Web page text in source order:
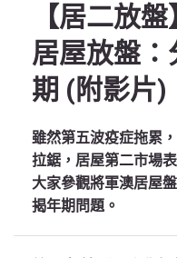
【居二放
居屋放盤
期 (附影片)
雖然第五波疫症拖累
拉鋸，居屋第二市場
大家參觀將軍澳居屋
揭年期問題。